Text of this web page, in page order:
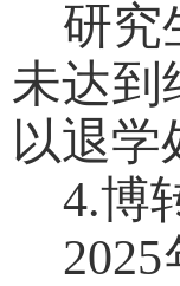
研究
未达到
以退学
4.博
2025